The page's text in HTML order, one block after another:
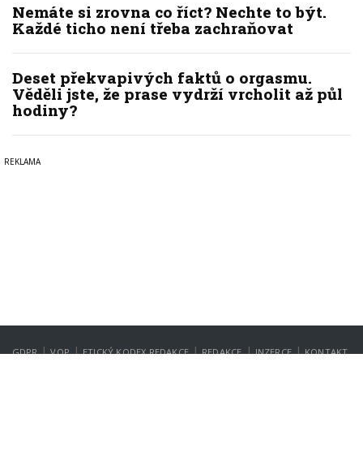
Nemáte si zrovna co říct? Nechte to být.
Každé ticho není třeba zachraňovat
Deset překvapivých faktů o orgasmu.
Věděli jste, že prase vydrží vrcholit až půl
hodiny?
GDPR | VOP | ETICKÝ KODEX REDAKCE | REDAKCE | INZERCE | KONTAKT